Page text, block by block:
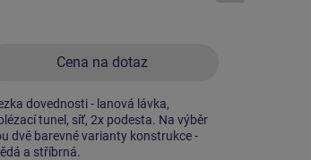
Cena na dotaz
dovednosti - lanová lávka,
tunel, síť, 2x podesta. Na výběr
dvě barevné varianty konstrukce -
a stříbrná.